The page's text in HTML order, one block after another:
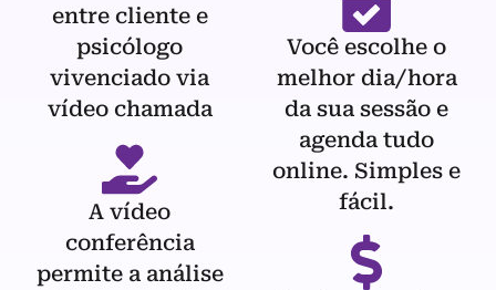
entre cliente e
psicólogo
vivenciado via
vídeo chamada
A vídeo
conferência
permite a análise
Você escolhe o
melhor dia/hora
da sua sessão e
agenda tudo
online. Simples e
fácil.